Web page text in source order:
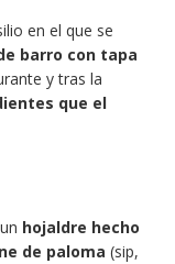
en el que se
barro con tapa
y tras la
que el
hojaldre hecho
de paloma (sip,